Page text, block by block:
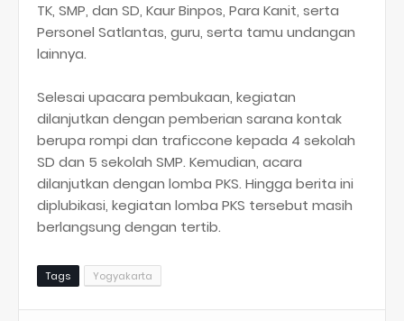
TK, SMP, dan SD, Kaur Binpos, Para Kanit, serta
Personel Satlantas, guru, serta tamu undangan
lainnya.
Selesai upacara pembukaan, kegiatan
dilanjutkan dengan pemberian sarana kontak
berupa rompi dan traficcone kepada 4 sekolah
SD dan 5 sekolah SMP. Kemudian, acara
dilanjutkan dengan lomba PKS. Hingga berita ini
diplubikasi, kegiatan lomba PKS tersebut masih
berlangsung dengan tertib.
Tags Yogyakarta